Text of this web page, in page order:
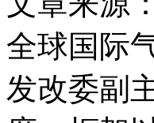
全球国际
发改委副